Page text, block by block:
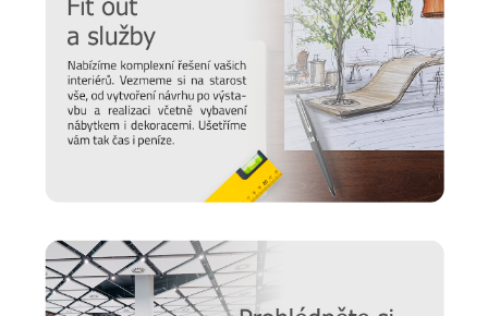
Prodlužte životnost nábytku
Chtěli bychom, aby vám nábytek sloužil co nejdéle. Protože
víme, že důležitou roli v jeho odolnosti hraje správná údržba,
připravili jsme pro vás několiktipů a doporučení, jak se
starat o různé typy povrchu a čemu se naopak vyvarovat >>
Nový časopis o designu